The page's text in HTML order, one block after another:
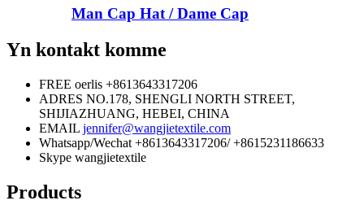
Man Cap Hat / Dame Cap
Yn kontakt komme
FREE oerlis +8613643317206
ADRES NO.178, SHENGLI NORTH STREET,
SHIJIAZHUANG, HEBEI, CHINA
EMAIL jennifer@wangjietextile.com
Whatsapp/Wechat +8613643317206/ +8615231186633
Skype wangjietextile
Products